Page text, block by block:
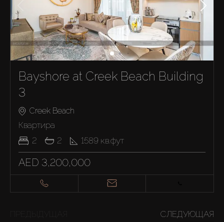
Bayshore at Creek Beach Building
3
Creek Beach
Квартира
2
2 1589 кв.фут
AED 3,200,000
СЛЕДУЮЩАЯ